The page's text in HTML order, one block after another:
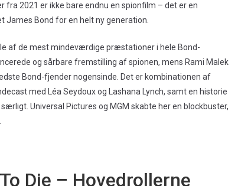
2021 er ikke bare endnu en spionfilm – det er en
Bond for en helt ny generation.
af de mest mindeværdige præstationer i hele Bond-
og sårbare fremstilling af spionen, mens Rami Malek
Bond-fjender nogensinde. Det er kombinationen af
med Léa Seydoux og Lashana Lynch, samt en historie
Universal Pictures og MGM skabte her en blockbuster,
Die – Hovedrollerne